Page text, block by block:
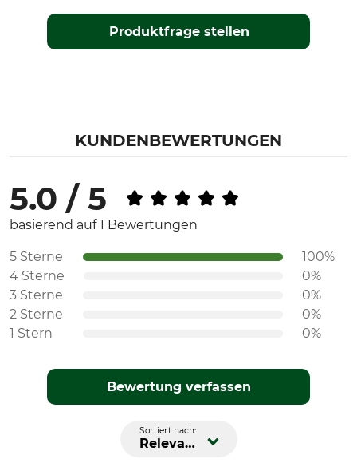
Produktfrage stellen
KUNDENBEWERTUNGEN
5.0 / 5
basierend auf 1 Bewertungen
5 Sterne
100%
4 Sterne
0%
3 Sterne
0%
2 Sterne
0%
1 Stern
0%
Bewertung verfassen
Sortiert nach:
Relevanz